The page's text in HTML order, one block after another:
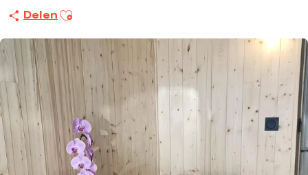
Delen Ajouter aux favoris